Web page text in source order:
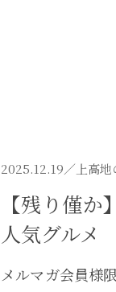
2025.12.19／ 上高
【残り僅
人気グルメ
メルマガ会員様